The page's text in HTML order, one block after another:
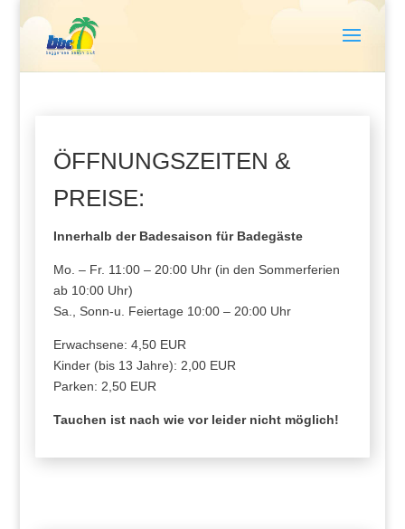
ÖFFNUNGSZEITEN &
PREISE:
Innerhalb der Badesaison für Badegäste
Mo. – Fr. 11:00 – 20:00 Uhr (in den Sommerferien
ab 10:00 Uhr)
Sa., Sonn-u. Feiertage 10:00 – 20:00 Uhr
Erwachsene: 4,50 EUR
Kinder (bis 13 Jahre): 2,00 EUR
Parken: 2,50 EUR
Tauchen ist nach wie vor leider nicht möglich!